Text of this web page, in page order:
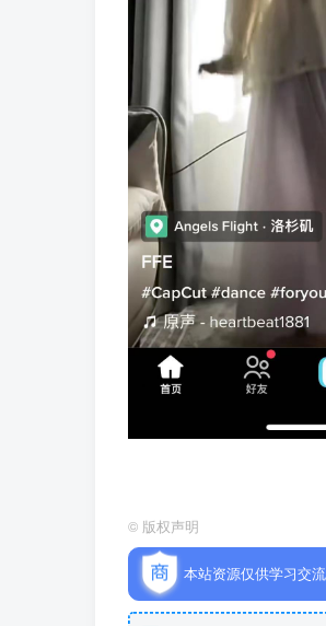
© 版权声明
本站资源仅供学习交